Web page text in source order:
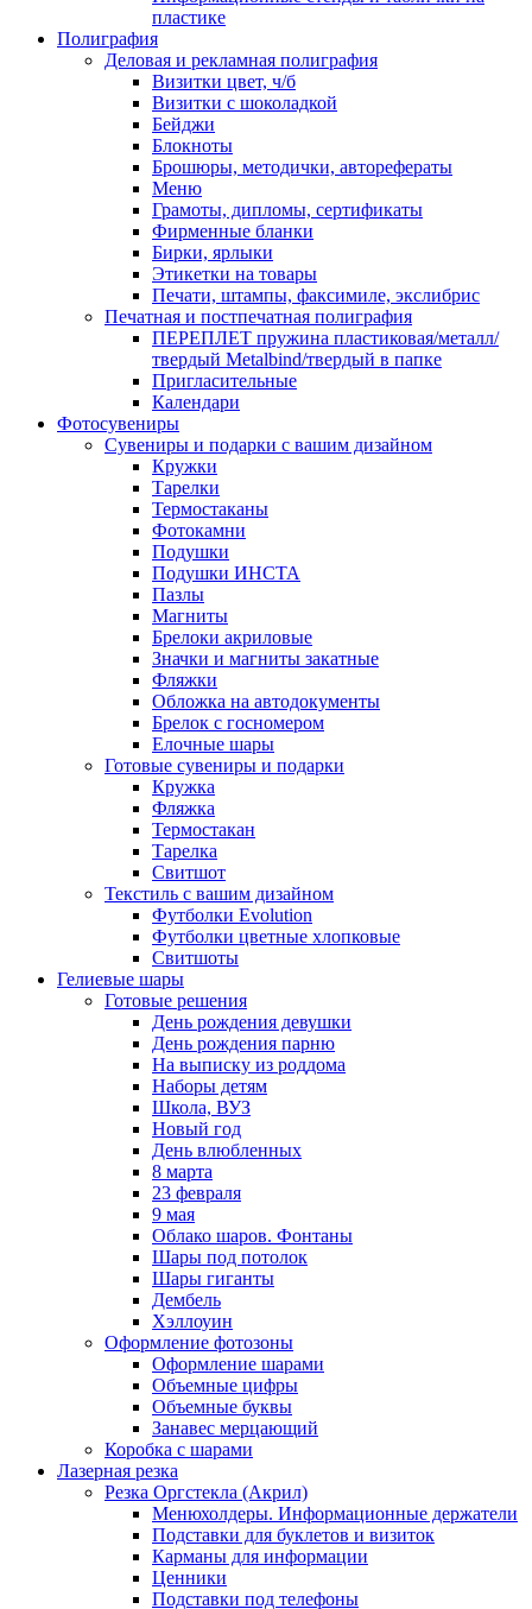
пластике
Полиграфия
Деловая и рекламная полиграфия
Визитки цвет, ч/б
Визитки с шоколадкой
Бейджи
Блокноты
Брошюры, методички, авторефераты
Меню
Грамоты, дипломы, сертификаты
Фирменные бланки
Бирки, ярлыки
Этикетки на товары
Печати, штампы, факсимиле, экслибрис
Печатная и постпечатная полиграфия
ПЕРЕПЛЕТ пружина пластиковая/металл/
твердый Metalbind/твердый в папке
Пригласительные
Календари
Фотосувениры
Сувениры и подарки с вашим дизайном
Кружки
Тарелки
Термостаканы
Фотокамни
Подушки
Подушки ИНСТА
Пазлы
Магниты
Брелоки акриловые
Значки и магниты закатные
Фляжки
Обложка на автодокументы
Брелок с госномером
Елочные шары
Готовые сувениры и подарки
Кружка
Фляжка
Термостакан
Тарелка
Свитшот
Текстиль с вашим дизайном
Футболки Evolution
Футболки цветные хлопковые
Свитшоты
Гелиевые шары
Готовые решения
День рождения девушки
День рождения парню
На выписку из роддома
Наборы детям
Школа, ВУЗ
Новый год
День влюбленных
8 марта
23 февраля
9 мая
Облако шаров. Фонтаны
Шары под потолок
Шары гиганты
Дембель
Хэллоуин
Оформление фотозоны
Оформление шарами
Объемные цифры
Объемные буквы
Занавес мерцающий
Коробка с шарами
Лазерная резка
Резка Оргстекла (Акрил)
Менюхолдеры. Информационные держатели
Подставки для буклетов и визиток
Карманы для информации
Ценники
Подставки под телефоны